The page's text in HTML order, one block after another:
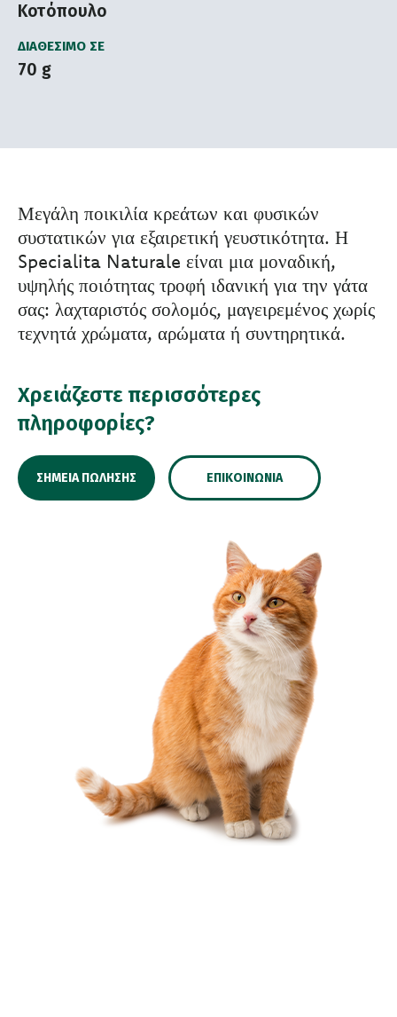
Κοτόπουλο
ΔΙΑΘΈΣΙΜΟ ΣΕ
70 g
Μεγάλη ποικιλία κρεάτων και φυσικών
συστατικών για εξαιρετική γευστικότητα. Η
Specialita Naturale είναι μια μοναδική,
υψηλής ποιότητας τροφή ιδανική για την γάτα
σας: λαχταριστός σολομός, μαγειρεμένος χωρίς
τεχνητά χρώματα, αρώματα ή συντηρητικά.
Χρειάζεστε περισσότερες
πληροφορίες?
ΣΗΜΕΊΑ ΠΏΛΗΣΗΣ ΕΠΙΚΟΙΝΩΝΊΑ